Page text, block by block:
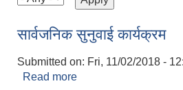
सार्वजनिक सुनुवाई कार्यक्रम
Submitted on: Fri, 11/02/2018 -
Read more